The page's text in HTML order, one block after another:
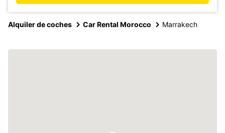
Alquiler de coches Car Rental Morocco Marrakech